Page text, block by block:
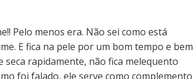
Pelo menos era. Não sei como está
E fica na pele por um bom tempo e bem
rapidamente, não fica melequento
foi falado, ele serve como complemento